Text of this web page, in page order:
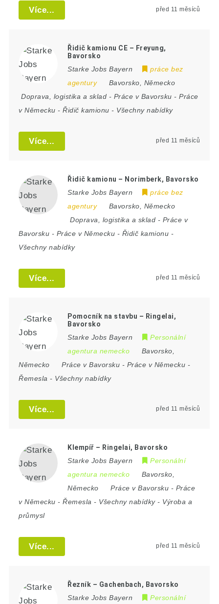
Více... před 11 měsíců
Řidič kamionu CE – Freyung,
Bavorsko
Starke Jobs Bayern
práce bez
agentury
Bavorsko
Německo
Doprava, logistika a sklad - Práce v Bavorsku -Práce
v Německu -Řidič kamionu - Všechny nabídky
Více... před 11 měsíců
Řidič kamionu – Norimberk, Bavorsko
Starke Jobs Bayern
práce bez
agentury
Bavorsko
Německo
Doprava, logistika a sklad - Práce v
Bavorsku - Práce v Německu - Řidič kamionu -
Všechny nabídky
Více... před 11 měsíců
Pomocník na stavbu – Ringelai,
Bavorsko
Starke Jobs Bayern
Personální
agentura nemecko
Bavorsko
Německo
Práce v Bavorsku - Práce v Německu -
Řemesla - Všechny nabídky
Více... před 11 měsíců
Klempíř – Ringelai, Bavorsko
Starke Jobs Bayern
Personální
agentura nemecko
Bavorsko
Německo
Práce v Bavorsku - Práce
v Německu -Řemesla - Všechny nabídky- Výroba a
průmysl
Více... před 11 měsíců
Řezník – Gachenbach, Bavorsko
Starke Jobs Bayern
Personální